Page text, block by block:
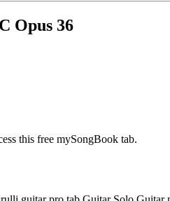
Opus 36
this free mySongBook tab.